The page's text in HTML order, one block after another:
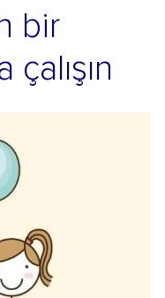
bir